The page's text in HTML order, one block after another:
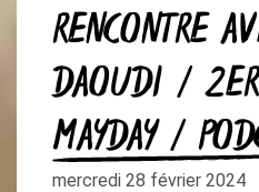
RENCONTRE
DAOUDI /
MAYDAY /
mercredi 28 février 2024